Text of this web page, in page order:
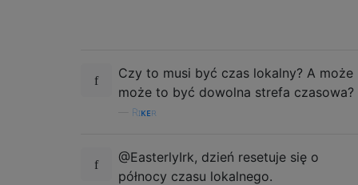
Czy to musi być czas lokalny? A może
może to być dowolna strefa czasowa?
Rɪᴋᴇʀ
@EasterlyIrk, dzień resetuje się o
północy czasu lokalnego.